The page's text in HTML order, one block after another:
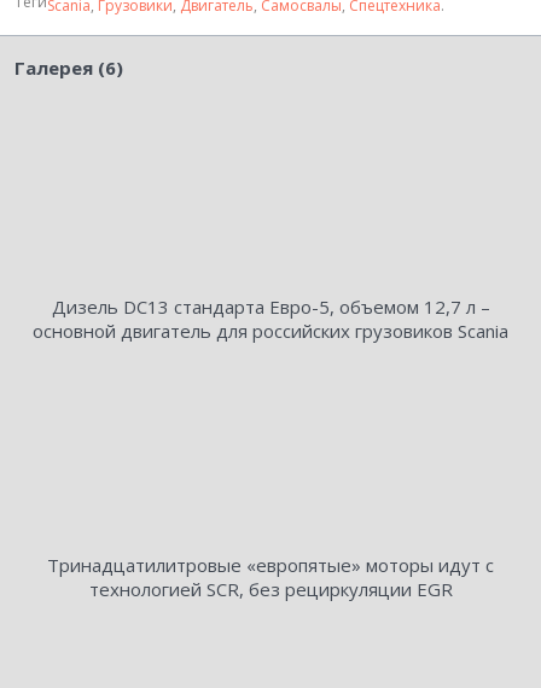
Scania, Грузовики, Двигатель, Самосвалы, Спецтехника.
Галерея (6)
Дизель DC13 стандарта Евро-5, объемом 12,7 л –
основной двигатель для российских грузовиков Scania
Тринадцатилитровые «европятые» моторы идут с
технологией SCR, без рециркуляции EGR